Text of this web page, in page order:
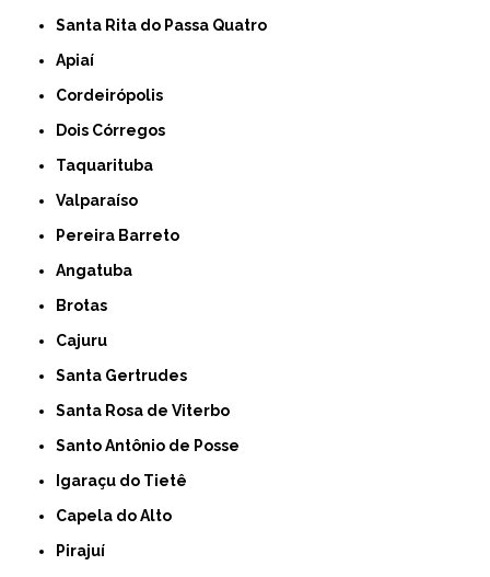
Santa Rita do Passa Quatro
Apiaí
Cordeirópolis
Dois Córregos
Taquarituba
Valparaíso
Pereira Barreto
Angatuba
Brotas
Cajuru
Santa Gertrudes
Santa Rosa de Viterbo
Santo Antônio de Posse
Igaraçu do Tietê
Capela do Alto
Pirajuí